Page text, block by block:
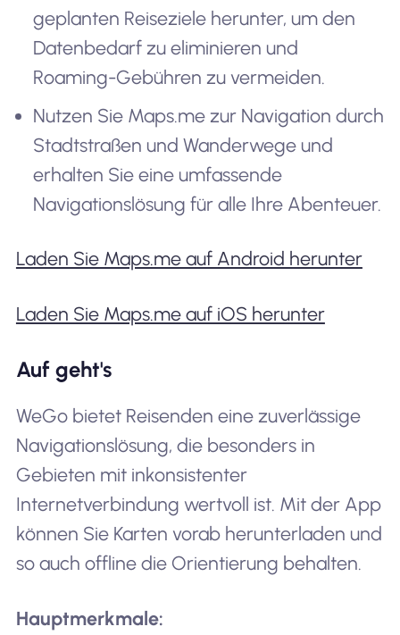
geplanten Reiseziele herunter, um den
Datenbedarf zu eliminieren und
Roaming-Gebühren zu vermeiden.
Nutzen Sie Maps.me zur Navigation durch
Stadtstraßen und Wanderwege und
erhalten Sie eine umfassende
Navigationslösung für alle Ihre Abenteuer.
Laden Sie Maps.me auf Android herunter
Laden Sie Maps.me auf iOS herunter
Auf geht's
WeGo bietet Reisenden eine zuverlässige
Navigationslösung, die besonders in
Gebieten mit inkonsistenter
Internetverbindung wertvoll ist. Mit der App
können Sie Karten vorab herunterladen und
so auch offline die Orientierung behalten.
Hauptmerkmale: